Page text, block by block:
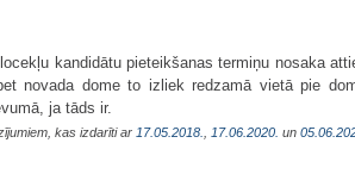
kandidātu pieteikšanas termiņu nosaka
novada dome to izliek redzamā vietā pie
ja tāds ir.
kas izdarīti ar 17.05.2018. 17.06.2020. un